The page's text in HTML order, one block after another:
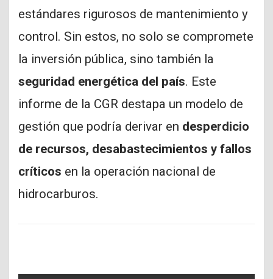
estándares rigurosos de mantenimiento y
control. Sin estos, no solo se compromete
la inversión pública, sino también la
seguridad energética del país. Este
informe de la CGR destapa un modelo de
gestión que podría derivar en desperdicio
de recursos, desabastecimientos y fallos
críticos en la operación nacional de
hidrocarburos.